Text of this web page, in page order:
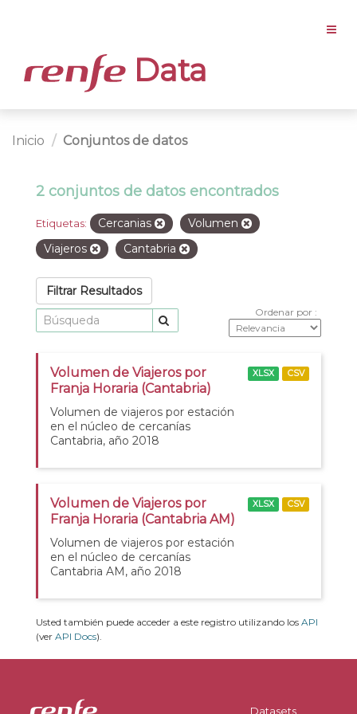
Data
Inicio Conjuntos de datos
2 conjuntos de datos encontrados
Etiquetas: Cercanias
Volumen
Viajeros
Cantabria
Filtrar Resultados
Ordenar por
Volumen de Viajeros por
Franja Horaria (Cantabria)
Volumen de viajeros por estación
en el núcleo de cercanías
Cantabria, año 2018
XLSX CSV
Volumen de Viajeros por
Franja Horaria (Cantabria AM)
Volumen de viajeros por estación
en el núcleo de cercanías
Cantabria AM, año 2018
XLSX CSV
Usted también puede acceder a este registro utilizando los API
(ver API Docs).
Datasets